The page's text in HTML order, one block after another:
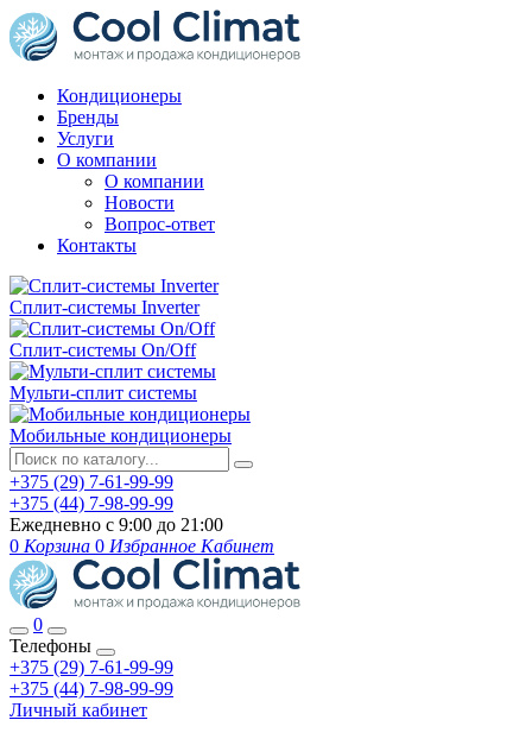
Кондиционеры
Бренды
Услуги
О компании
О компании
Новости
Вопрос-ответ
Контакты
Сплит-системы Inverter
Сплит-системы On/Off
Мульти-сплит системы
Мобильные кондиционеры
+375 (29) 7-61-99-99
+375 (44) 7-98-99-99
Ежедневно с 9:00 до 21:00
0 Корзина 0 Избранное Кабинет
0
Телефоны
+375 (29) 7-61-99-99
+375 (44) 7-98-99-99
Личный кабинет